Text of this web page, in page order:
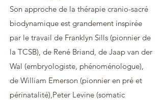
Son approche de la thérapie cranio-sacré
biodynamique est grandement inspirée
par le travail de Franklyn Sills (pionnier de
la TCSB), de René Briand, de Jaap van der
Wal (embryologiste, phénoménologue),
de William Emerson (pionnier en pré et
périnatalité),Peter Levine (somatic